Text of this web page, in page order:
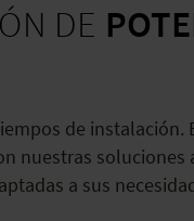
DE
de
nuestras
a sus